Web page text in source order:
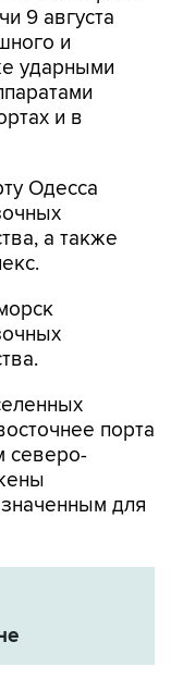
9 августа
и
ударными
и в
Одесса
а также
порта
северо-
для